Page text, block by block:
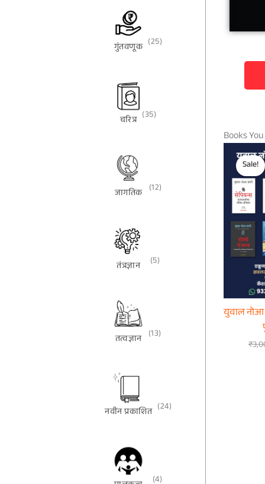
गुंतवणूक (25)
चरित्र (35)
जागतिक (12)
तंत्रज्ञान (5)
तत्वज्ञान (13)
नवीन प्रकाशित (24)
(4)
Books
Sale!
युवाल नोआ
₹